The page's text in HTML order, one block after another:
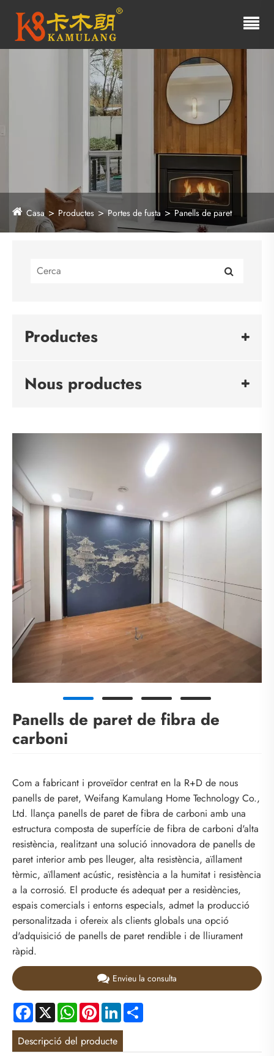
Casa Productes Portes de fusta Panells de paret
Productes
Nous productes
Panells de paret de fibra de
carboni
Com a fabricant i proveïdor centrat en la R+D de nous
panells de paret, Weifang Kamulang Home Technology Co.,
Ltd. llança panells de paret de fibra de carboni amb una
estructura composta de superfície de fibra de carboni d'alta
resistència, realitzant una solució innovadora de panells de
paret interior amb pes lleuger, alta resistència, aïllament
tèrmic, aïllament acústic, resistència a la humitat i resistència
a la corrosió. El producte és adequat per a residències,
espais comercials i entorns especials, admet la producció
personalitzada i ofereix als clients globals una opció
d'adquisició de panells de paret rendible i de lliurament
ràpid.
Envieu la consulta
Facebook
X WhatsApp
PinterestLinkedIn
Descripció del producte